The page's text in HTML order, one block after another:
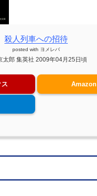
殺人列車への招待
posted with ヨメレバ
太郎 集英社 2009年04月25日頃
Amazon